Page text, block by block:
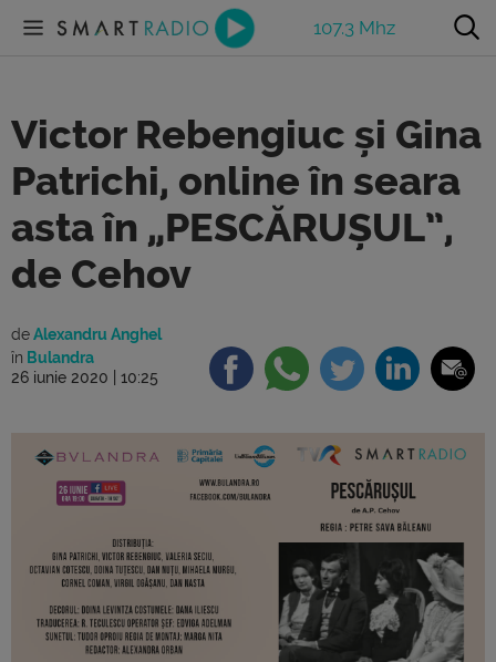
107.3 Mhz
Victor Rebengiuc și Gina
Patrichi, online în seara
asta în „PESCĂRUȘUL”,
de Cehov
deAlexandru Anghel
în Bulandra
26 iunie 2020 | 10:25